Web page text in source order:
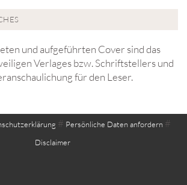
und aufgeführten Cover sind das
Verlages bzw. Schriftstellers und
für den Leser.
# Persönliche Daten anfordern #
Disclaimer